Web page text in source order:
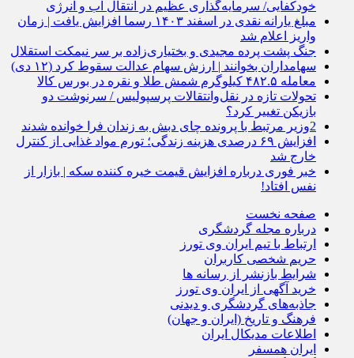
خودکفایی/ سرمایه‌گذاری عظیم در انتقال آب و انرژی
مبلغ یارانه نقدی در اسفند ۱۴۰۳ رسما افزایش یافت | زمان
واریز اعلام شد
جنگ پشت پرده مجیدی و بختیاری‌زاده بر سر نیمکت استقلال
سهامداران بخوانند | ارزش سهام عدالت سقوط کرد (۱۲ دی)
معامله ۴۸۲.۵ کیلوگرم شمش طلا و نقره در بورس کالا
تحولات تازه در نقل‌وانتقالات پرسپولیس / سرنوشت دو
بازیکن تغییر کرد؟
2وزیر مرتبط با پرونده چای دبش به زندان فرا خوانده شدند
افزایش ۶۹ درصدی هزینه زندگی؛ تورم مواد غذایی از کنترل
خارج شد
خبر فوری درباره افزایش قیمت خیره کننده سکه | بازار از
نفس افتاد!
صفحه نخست
درباره مجله گردشگری
ارتباط با تیم ایران وی تورز
حریم شخصی کاربران
شرایط بازنشر از رسانه ها
خرید آگهی از ایران وی تورز
جاذبه‌های گردشگری و دیدنی
فرهنگ و تاریخ (ایران و جهان)
اطلاعات مدیکال ایران
ایران همسفر